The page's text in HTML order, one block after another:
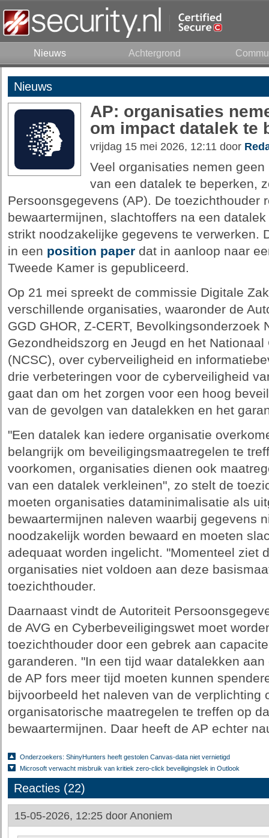
Nieuws Achtergrond
Nieuws
AP: organisaties
om impact datalek te
vrijdag 15 mei 2026, 12:11 door
Veel organisaties nemen
van een datalek te beperken,
Persoonsgegevens (AP). De toezichthouder
bewaartermijnen, slachtoffers na een
strikt noodzakelijke gegevens te verwerken.
in een position paperdat in aanloop naar
Tweede Kamer is gepubliceerd.
Op 21 mei spreekt de commissie Digitale
verschillende organisaties, waaronder de
GGD GHOR, Z-CERT, Bevolkingsonderzoek
Gezondheidszorg en Jeugd en het
(NCSC), over cyberveiligheid en
drie verbeteringen voor de cyberveiligheid
gaat dan om het zorgen voor een hoog
van de gevolgen van datalekken en het
"Een datalek kan iedere organisatie
belangrijk om beveiligingsmaatregelen te
voorkomen, organisaties dienen ook
van een datalek verkleinen", zo stelt de
moeten organisaties dataminimalisatie als
bewaartermijnen naleven waarbij gegevens
noodzakelijk worden bewaard en moeten
adequaat worden ingelicht. "Momenteel ziet
organisaties niet voldoen aan deze
toezichthouder.
Daarnaast vindt de Autoriteit
de AVG en Cyberbeveiligingswet moet
toezichthouder door een gebrek aan
garanderen. "In een tijd waar datalekken
de AP fors meer tijd moeten kunnen
bijvoorbeeld het naleven van de verplichting
organisatorische maatregelen te treffen op
bewaartermijnen. Daar heeft de AP echter
Onderzoekers: ShinyHunters heeft gestolen Canvas-data niet vernietigd
Microsoft verwacht misbruik van kritiek zero-click beveiligingslek in Outlook
Reacties (22)
15-05-2026, 12:25 door Anoniem